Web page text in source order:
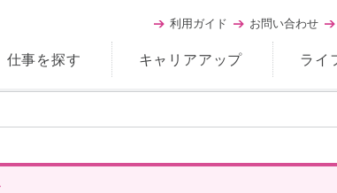
仕事を探す キャリアアップ ライ
利用ガイド お問い合わせ